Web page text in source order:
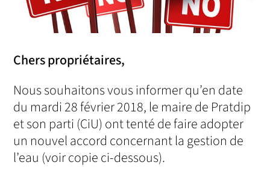
Chers propriétaires,
Nous souhaitons vous informer qu’en date
du mardi 28 février 2018, le maire de Pratdip
et son parti (CiU) ont tenté de faire adopter
un nouvel accord concernant la gestion de
l’eau (voir copie ci-dessous).